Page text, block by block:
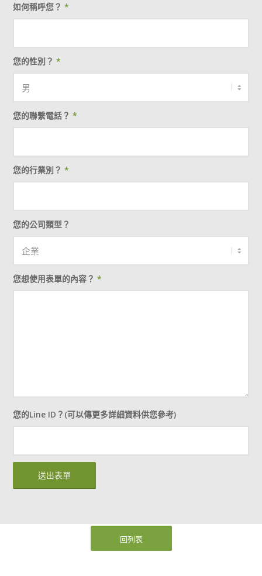
如何稱呼您？*
您的性別？*
您的聯繫電話？*
您的行業別？*
您的公司類型？
您想使用表單的內容？*
您的Line ID？(可以傳更多詳細資料供您參考)
回列表